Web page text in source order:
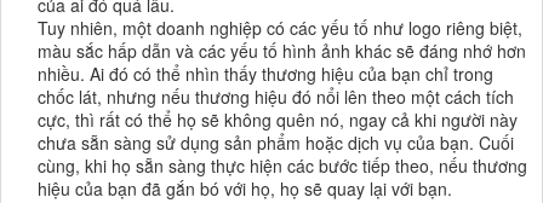
của ai đó quá lâu.
Tuy nhiên, một doanh nghiệp có các yếu tố như logo riêng biệt,
màu sắc hấp dẫn và các yếu tố hình ảnh khác sẽ đáng nhớ hơn
nhiều. Ai đó có thể nhìn thấy thương hiệu của bạn chỉ trong
chốc lát, nhưng nếu thương hiệu đó nổi lên theo một cách tích
cực, thì rất có thể họ sẽ không quên nó, ngay cả khi người này
chưa sẵn sàng sử dụng sản phẩm hoặc dịch vụ của bạn. Cuối
cùng, khi họ sẵn sàng thực hiện các bước tiếp theo, nếu thương
hiệu của bạn đã gắn bó với họ, họ sẽ quay lại với bạn.